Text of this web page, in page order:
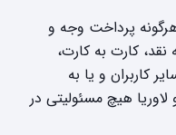
هرگونه پرداخت وجه و
نقد، کارت به کارت،
کاربران و یا به
هیچ مسئولیتی در